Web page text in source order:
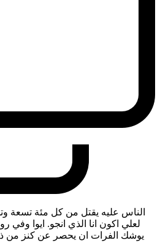
الناس عليه يقتل من كل مئة تسعة
لعلي اكون انا الذي انجو. ايوا وفي
يوشك الفرات ان يحصر عن كنز من